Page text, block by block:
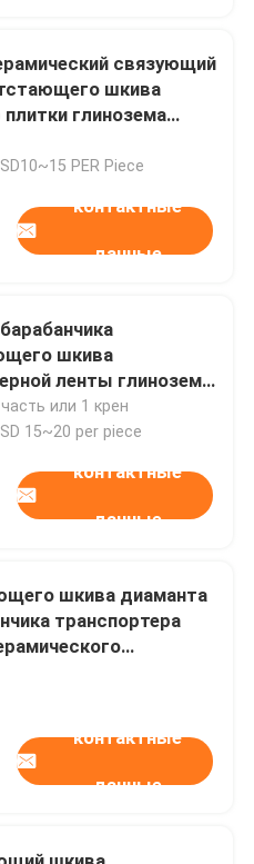
шкива
связующий
шкива
плитки глинозема
PER Piece
контактные
данные
шкива
ленты глинозема
керамического
или 1 крен
15~20 per piece
контактные
данные
шкива диаманта
транспортера
контактные
данные